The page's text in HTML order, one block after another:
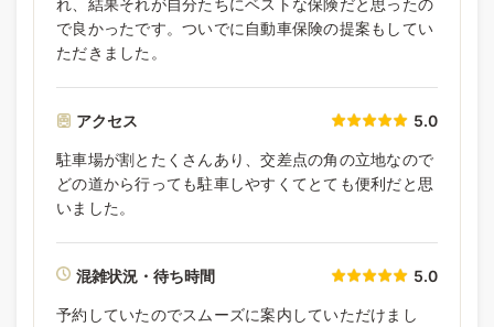
れ、結果それが自分たちにベストな保険だと思ったの
で良かったです。ついでに自動車保険の提案もしてい
ただきました。
アクセス 5.0
駐車場が割とたくさんあり、交差点の角の立地なので
どの道から行っても駐車しやすくてとても便利だと思
いました。
混雑状況・待ち時間 5.0
予約していたのでスムーズに案内していただけまし